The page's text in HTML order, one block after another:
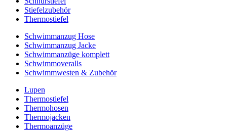
Stiefelzubehör
Thermostiefel
Schwimmanzug Hose
Schwimmanzug Jacke
Schwimmanzüge komplett
Schwimmoveralls
Schwimmwesten & Zubehör
Lupen
Thermostiefel
Thermohosen
Thermojacken
Thermoanzüge